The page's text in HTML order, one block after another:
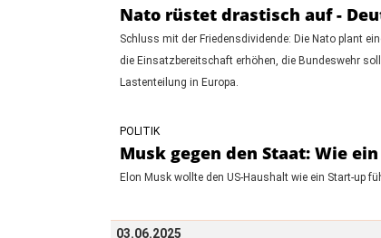
Nato rüstet drastisch auf -
Schluss mit der Friedensdividende: Die Nato plant
die Einsatzbereitschaft erhöhen, die Bundeswehr
Lastenteilung in Europa.
POLITIK
Musk gegen den Staat: Wie
Elon Musk wollte den US-Haushalt wie ein Start-up
03.06.2025